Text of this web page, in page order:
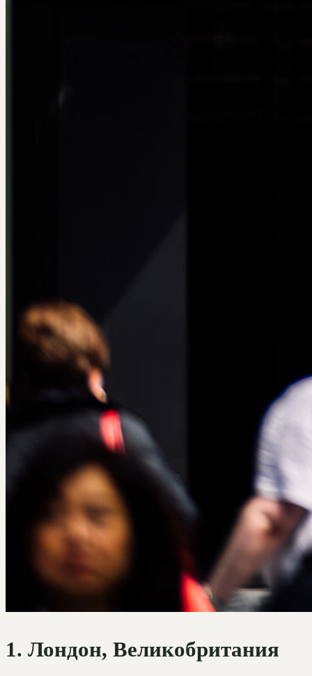
1. Лондон, Великобритания